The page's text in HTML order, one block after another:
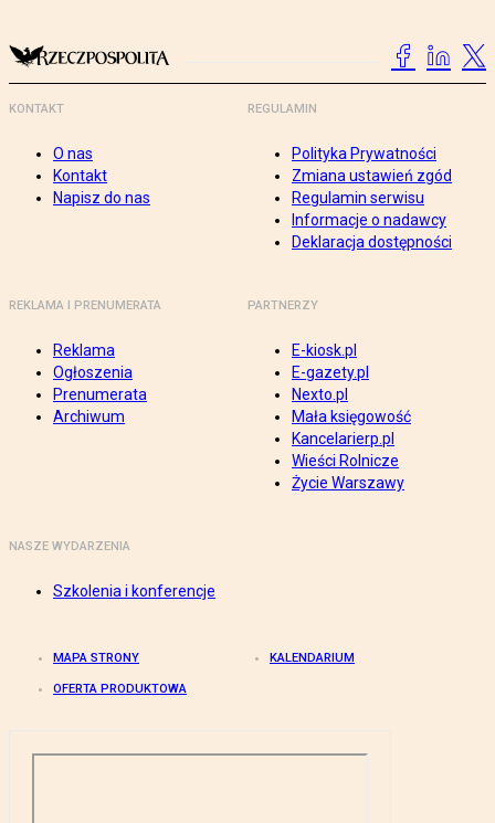
KONTAKT
O nas
Kontakt
Napisz do nas
REGULAMIN
Polityka Prywatności
Zmiana ustawień zgód
Regulamin serwisu
Informacje o nadawcy
Deklaracja dostępności
REKLAMA I PRENUMERATA
Reklama
Ogłoszenia
Prenumerata
Archiwum
PARTNERZY
E-kiosk.pl
E-gazety.pl
Nexto.pl
Mała księgowość
Kancelarierp.pl
Wieści Rolnicze
Życie Warszawy
NASZE WYDARZENIA
Szkolenia i konferencje
MAPA STRONY KALENDARIUM
OFERTA PRODUKTOWA